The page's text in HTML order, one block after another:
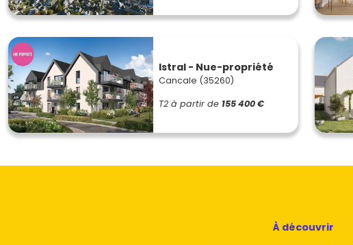
Istral - Nue-propriété
Cancale (35260)
T2 à partir de 155 400 €
À découvrir